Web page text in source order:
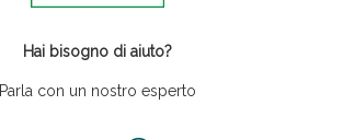
Hai bisogno di aiuto?
Parla con un nostro esperto